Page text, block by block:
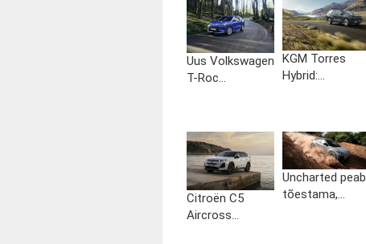
Uus Volkswagen
T-Roc...
KGM Torres
Hybrid:...
Citroën C5
Aircross...
Uncharted peab
tõestama,...